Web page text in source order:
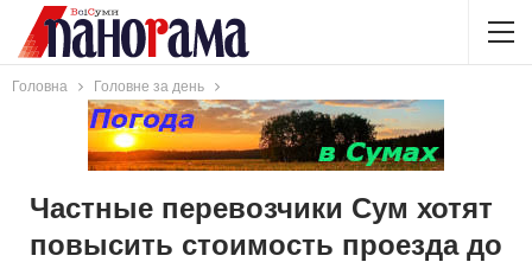
Головна Головне за день
Частные перевозчики Сум хотят
повысить стоимость проезда до